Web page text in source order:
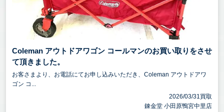
Coleman アウトドアワゴン コールマンのお買い取りをさせ
て頂きました。
お客さまより、お電話にてお申し込みいただき、Coleman アウトドアワ
ゴン コ...
2026/03/31買取
錬金堂 小田原鴨宮中里店